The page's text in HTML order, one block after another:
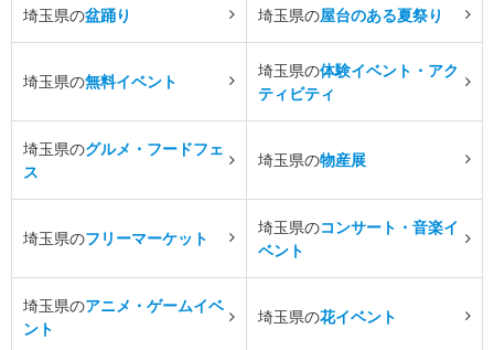
埼玉県の盆踊り 埼玉県の屋台のある夏祭り
埼玉県の無料イベント
埼玉県の体験イベント・アク
ティビティ
埼玉県のグルメ・フードフェ
ス
埼玉県の物産展
埼玉県のフリーマーケット
埼玉県のコンサート・音楽イ
ベント
埼玉県のアニメ・ゲームイベ
ント
埼玉県の花イベント